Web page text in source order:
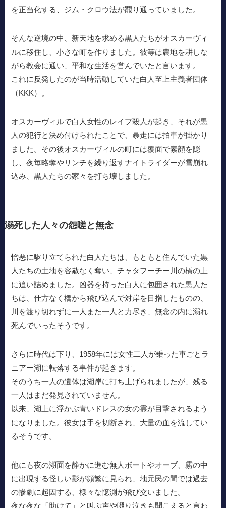
を正当化する、ジム・クロウ法が罷り通っていました。
そんな逆境の中、新天地を求める黒人たちがオスカーヴィ
ルに移住し、小さな町を作りました。彼等は農地を耕しな
がら教会に通い、平和な生活を営んでいたと言います。
これに反発したのが当時活動していた白人至上主義者団体
（KKK）。
オスカーヴィルで白人女性のレイプ殺人が起き、それが黒
人の犯行と決め付けられたことで、暴走には拍車が掛かり
ました。その後オスカーヴィルの町には覆面で素顔を隠
し、夜毎略奪やリンチを繰り返すナイトライダーが雪崩れ
込み、黒人たちの家々を打ち壊しました。
溺死した人々の怨嗟と無念
憎悪に駆り立てられた白人たちは、もともと住んでいた黒
人たちの土地を容赦なく奪い、チャタフーチー川の橋の上
に追い詰めました。凶器を持った白人に包囲された黒人た
ちは、仕方なく橋から飛び込んで対岸を目指したものの、
川を渡り切れずに一人また一人と力尽き、無念の内に溺れ
死んでいったそうです。
さらに時代は下り、1958年には女性二人が乗った車ごとラ
ニアー湖に転落する事件が起きます。
そのうち一人の遺体は湖岸に打ち上げられましたが、残る
一人はまだ発見されていません。
以来、湖上に浮かぶ青いドレスの女の霊が目撃されるよう
になりました。彼女は手を切断され、大量の血を流してい
るそうです。
他にも夜の湖面を静かに進む無人ボートやオーブ、霧の中
に出現する怪しい影が頻繁に見られ、地元民の間では過去
の惨劇に起因する、様々な憶測が飛び交いました。
夜な夜な「助けて」と叫ぶ声や啜り泣きも聞こえると言わ